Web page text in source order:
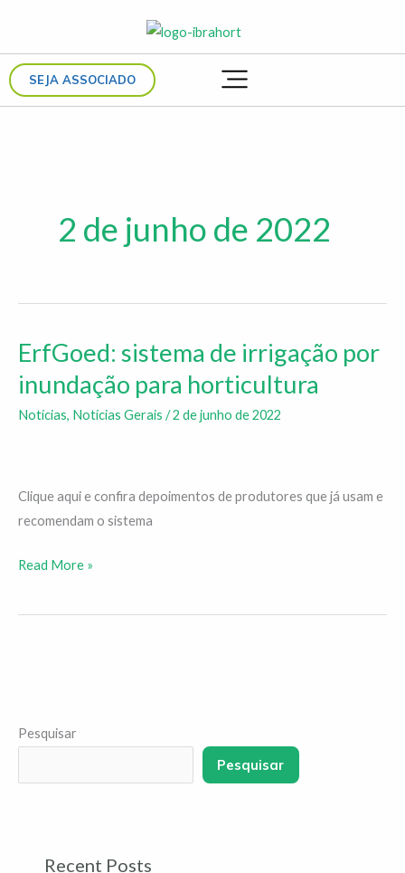
conteúdoSEJA ASSOCIADO
2 de junho de 2022
ErfGoed: sistema de irrigação por
inundação para horticultura
Notícias, Notícias Gerais /2 de junho de 2022
Clique aqui e confira depoimentos de produtores que já usam e
recomendam o sistema
ErfGoed:
sistema
de
irrigação
para
horticultura
Read More »
Pesquisar
Pesquisar
Recent Posts